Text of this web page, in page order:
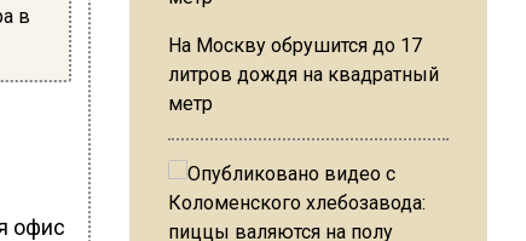
в
офис
На Москву обрушится до 17
литров дождя на квадратный
метр